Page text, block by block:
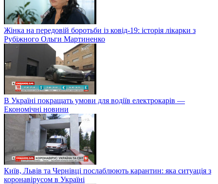
Жінка на передовій боротьби із ковід-19: історія лікарки з
Рубіжного Ольги Мартиненко
В Україні покращать умови для водіїв електрокарів —
Економічні новини
Київ, Львів та Чернівці послаблюють карантин: яка ситуація з
коронавірусом в Україні